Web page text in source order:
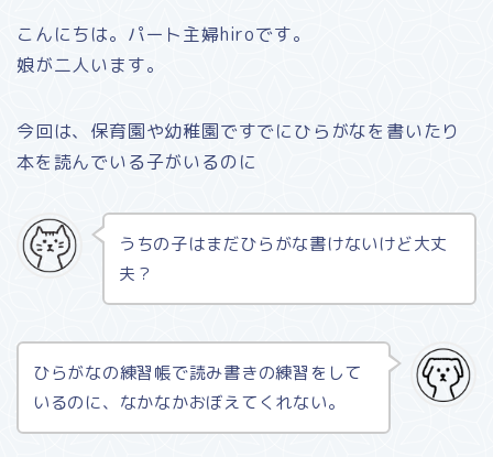
こんにちは。パート主婦hiroです。
娘が二人います。
今回は、保育園や幼稚園ですでにひらがなを書いたり
本を読んでいる子がいるのに
うちの子はまだひらがな書けないけど大丈
夫？
ひらがなの練習帳で読み書きの練習をして
いるのに、なかなかおぼえてくれない。